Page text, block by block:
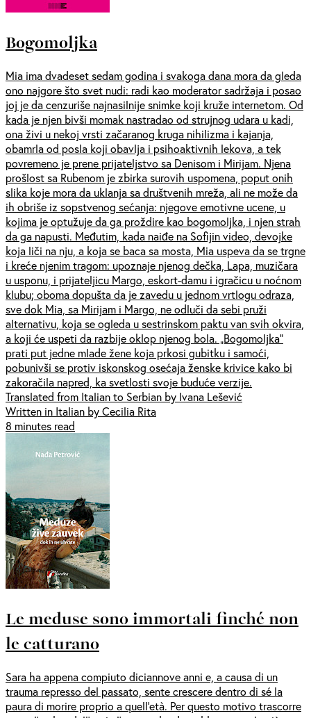
Bogomoljka
Mia ima dvadeset sedam godina i svakoga dana mora da gleda
ono najgore što svet nudi: radi kao moderator sadržaja i posao
joj je da cenzuriše najnasilnije snimke koji kruže internetom. Od
kada je njen bivši momak nastradao od strujnog udara u kadi,
ona živi u nekoj vrsti začaranog kruga nihilizma i kajanja,
obamrla od posla koji obavlja i psihoaktivnih lekova, a tek
povremeno je prene prijateljstvo sa Denisom i Mirijam. Njena
prošlost sa Rubenom je zbirka surovih uspomena, poput onih
slika koje mora da uklanja sa društvenih mreža, ali ne može da
ih obriše iz sopstvenog sećanja: njegove emotivne ucene, u
kojima je optužuje da ga proždire kao bogomoljka, i njen strah
da ga napusti. Međutim, kada naiđe na Sofijin video, devojke
koja liči na nju, a koja se baca sa mosta, Mia uspeva da se trgne
i kreće njenim tragom: upoznaje njenog dečka, Lapa, muzičara
u usponu, i prijateljicu Margo, eskort-damu i igračicu u noćnom
klubu; oboma dopušta da je zavedu u jednom vrtlogu odraza,
sve dok Mia, sa Mirijam i Margo, ne odluči da sebi pruži
alternativu, koja se ogleda u sestrinskom paktu van svih okvira,
a koji će uspeti da razbije oklop njenog bola. „Bogomoljka”
prati put jedne mlade žene koja prkosi gubitku i samoći,
pobunivši se protiv iskonskog osećaja ženske krivice kako bi
zakoračila napred, ka svetlosti svoje buduće verzije.
Translated from Italian to Serbian by Ivana Lešević
Written in Italian by Cecilia Rita
8 minutes read
Le meduse sono immortali finché non
le catturano
Sara ha appena compiuto diciannove anni e, a causa di un
trauma represso del passato, sente crescere dentro di sé la
paura di morire proprio a quell’età. Per questo motivo trascorre